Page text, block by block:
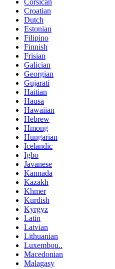
Croatian
Dutch
Estonian
Filipino
Finnish
Frisian
Galician
Georgian
Gujarati
Haitian
Hausa
Hawaiian
Hebrew
Hmong
Hungarian
Icelandic
Igbo
Javanese
Kannada
Kazakh
Khmer
Kurdish
Kyrgyz
Latin
Latvian
Lithuanian
Luxembou..
Macedonian
Malagasy